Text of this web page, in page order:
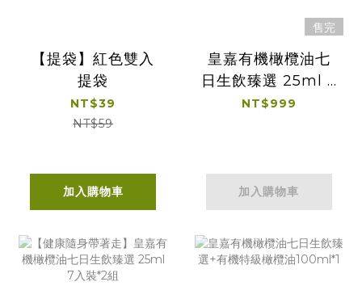
【提袋】紅色雙入
提袋
NT$39
NT$59
加入購物車
售完
皇嘉有機橄欖油七
日生飲臻選 25ml 7
入裝
NT$999
加入購物車